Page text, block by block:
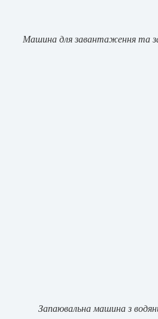
Машина для завантаження та
Запаювальна машина з